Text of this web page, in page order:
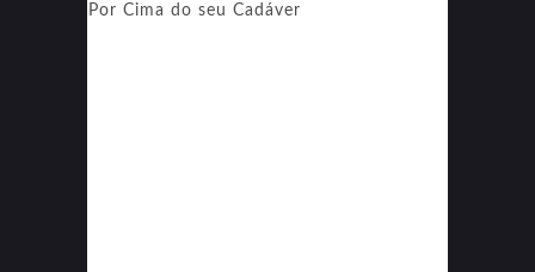
Por Cima do seu Cadáver